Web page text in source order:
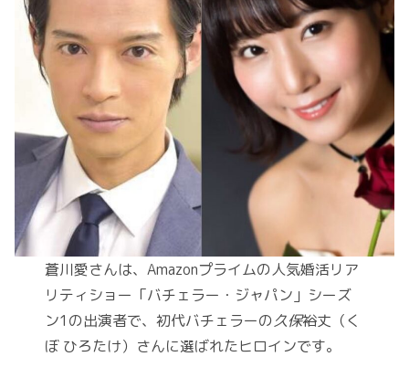
蒼川愛さんは、Amazonプライムの人気婚活リア
リティショー「バチェラー・ジャパン」シーズ
ン1の出演者で、初代バチェラーの久保裕丈（く
ぼ ひろたけ）さんに選ばれたヒロインです。